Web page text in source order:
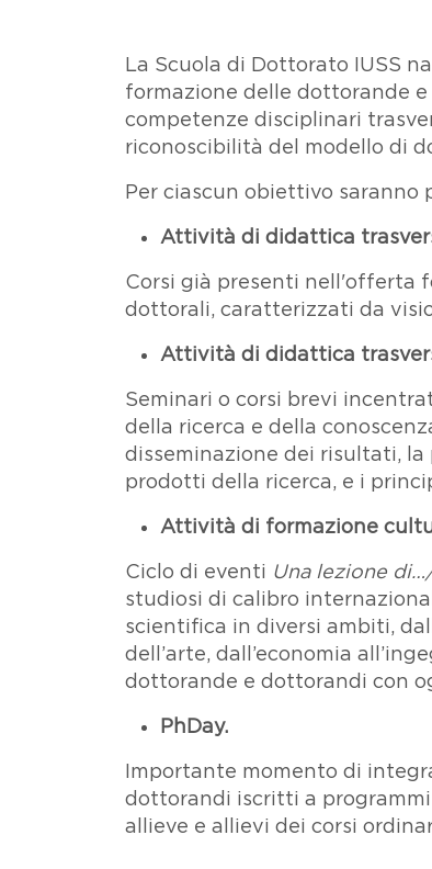
La Scuola di Dottorato IUSS
formazione delle dottorande
competenze disciplinari
riconoscibilità del modello di
Per ciascun obiettivo
Attività di didattica
Corsi già presenti nell'offerta
dottorali, caratterizzati da
Attività di didattica
Seminari o corsi brevi
della ricerca e della
disseminazione dei risultati,
prodotti della ricerca, e i
Attività di formazione
Ciclo di eventi Una lezione
studiosi di calibro
scientifica in diversi ambiti,
dell’arte, dall’economia
dottorande e dottorandi con
PhDay.
Importante momento di
dottorandi iscritti a programmi
allieve e allievi dei corsi